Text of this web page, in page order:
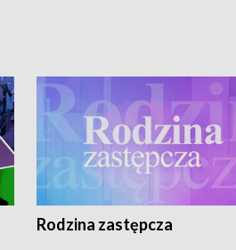
Rodzina zastępcza